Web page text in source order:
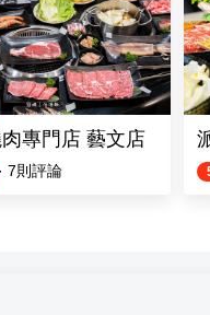
專門店 藝文店
· 7則評論